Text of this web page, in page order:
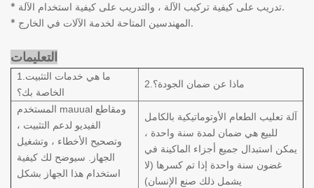
* تدريب على كيفية تركيب الآلة ، والتدريب على كيفية استخدام الآلة.
* المهندسين المتاحة لخدمة الآلات في الخارج.
التعليمات
1.ما هي خدمات التثبيت
الخاصة بك؟
2.ماذا عن ضمان الجودة؟
المستخدم mauual ومقاطع
الفيديو لدعم التثبيت ،
وتصحيح الأخطاء ، وتشغيل
الجهاز. سيوضح لك كيفية
استخدام هذا الجهاز بشكل
آلة تعليب الطعام الأوتوماتيكية بالكامل
للبيع هي ضمان لمدة سنة واحدة ،
يمكن استبدال جميع أجزاء الماكينة في
غضون سنة واحدة إذا تم كسرها (لا
يشمل ذلك صنع الإنسان)